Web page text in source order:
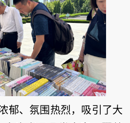
郁、氛围热烈，吸引了大